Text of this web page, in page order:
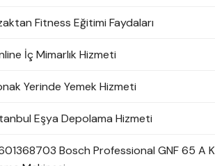
Fitness Eğitimi Faydaları
İç Mimarlık Hizmeti
Yerinde Yemek Hizmeti
Eşya Depolama Hizmeti
Bosch Professional GNF 65 A